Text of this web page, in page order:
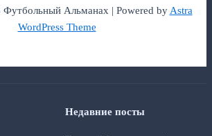
Альманах | Powered byAstra
WordPress Theme
Недавние посты